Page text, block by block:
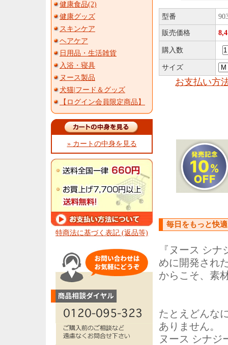
健康食品(2)
健康グッズ
スキンケア
ヘアケア
日用品・生活雑貨
入浴・寝具
ヌース製品
犬猫|フード＆グッズ
【ログイン会員限定商品】
» カートの中身を見る
特商法に基づく表記 (返品等)
型番
販売価格
購入数
サイズ
お支払い方
毎日をもっと快
『ヌース シ
めに開発され
からこそ、素
たとえどんな
ありません。
ヌース シナジ